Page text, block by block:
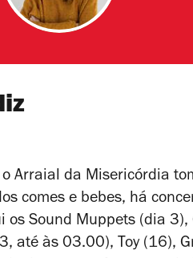
Arraial da Misericórdia
comes e bebes, há
os Sound Muppets (dia 3),
até às 03.00), Toy (16),